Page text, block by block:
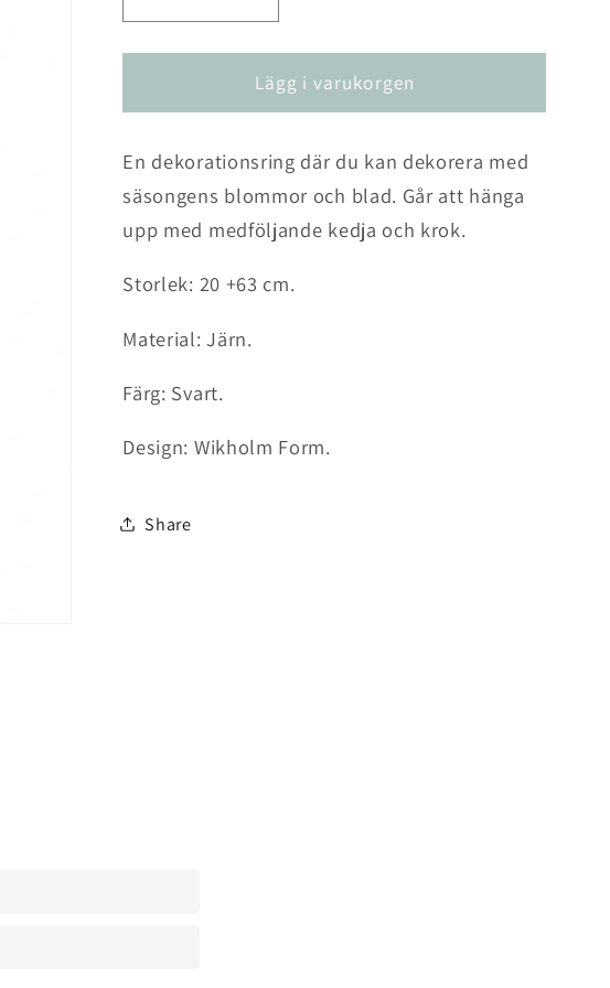
kvantitet
för
Dekorationsring
kvantitet
för
Dekorationsring
Lägg i varukorgen
En dekorationsring där du kan dekorera med
säsongens blommor och blad. Går att hänga
upp med medföljande kedja och krok.
Storlek: 20 +63 cm.
Material: Järn.
Färg: Svart.
Design: Wikholm Form.
Share